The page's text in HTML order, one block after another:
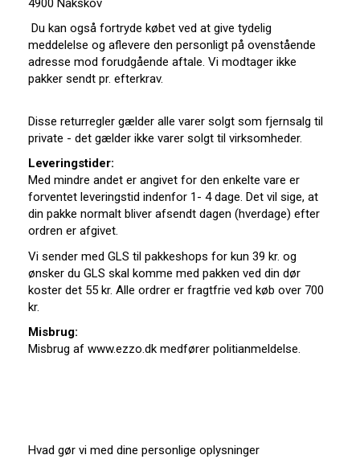
Du kan også fortryde købet ved at give tydelig
meddelelse og aflevere den personligt på ovenstående
adresse mod forudgående aftale. Vi modtager ikke
pakker sendt pr. efterkrav.
Disse returregler gælder alle varer solgt som fjernsalg til
private - det gælder ikke varer solgt til virksomheder.
Leveringstider:
Med mindre andet er angivet for den enkelte vare er
forventet leveringstid indenfor 1- 4 dage. Det vil sige, at
din pakke normalt bliver afsendt dagen (hverdage) efter
ordren er afgivet.
Vi sender med GLS til pakkeshops for kun 39 kr. og
ønsker du GLS skal komme med pakken ved din dør
koster det 55 kr. Alle ordrer er fragtfrie ved køb over 700
kr.
Misbrug:
Misbrug af www.ezzo.dk medfører politianmeldelse.
Hvad gør vi med dine personlige oplysninger